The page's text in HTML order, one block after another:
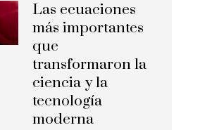
Las ecuaciones
más importantes
que
transformaron la
ciencia y la
tecnología
moderna